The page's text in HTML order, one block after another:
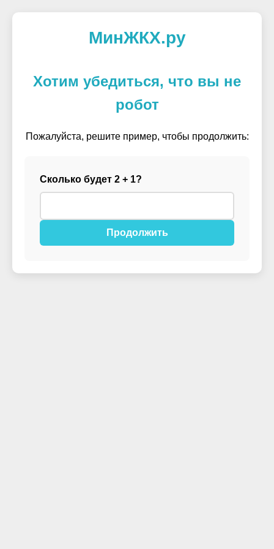
МинЖКХ.ру
Хотим убедиться, что вы не
робот
Пожалуйста, решите пример, чтобы продолжить:
Сколько будет 2 + 1?
Продолжить